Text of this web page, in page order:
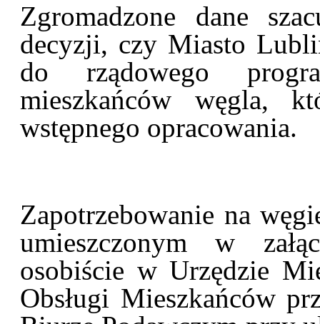
Zgromadzone dane
decyzji, czy Miasto
do rządowego
mieszkańców węgla,
wstępnego opracowania.
Zapotrzebowanie na
umieszczonym w
osobiście w Urzędzie
Obsługi Mieszkańców